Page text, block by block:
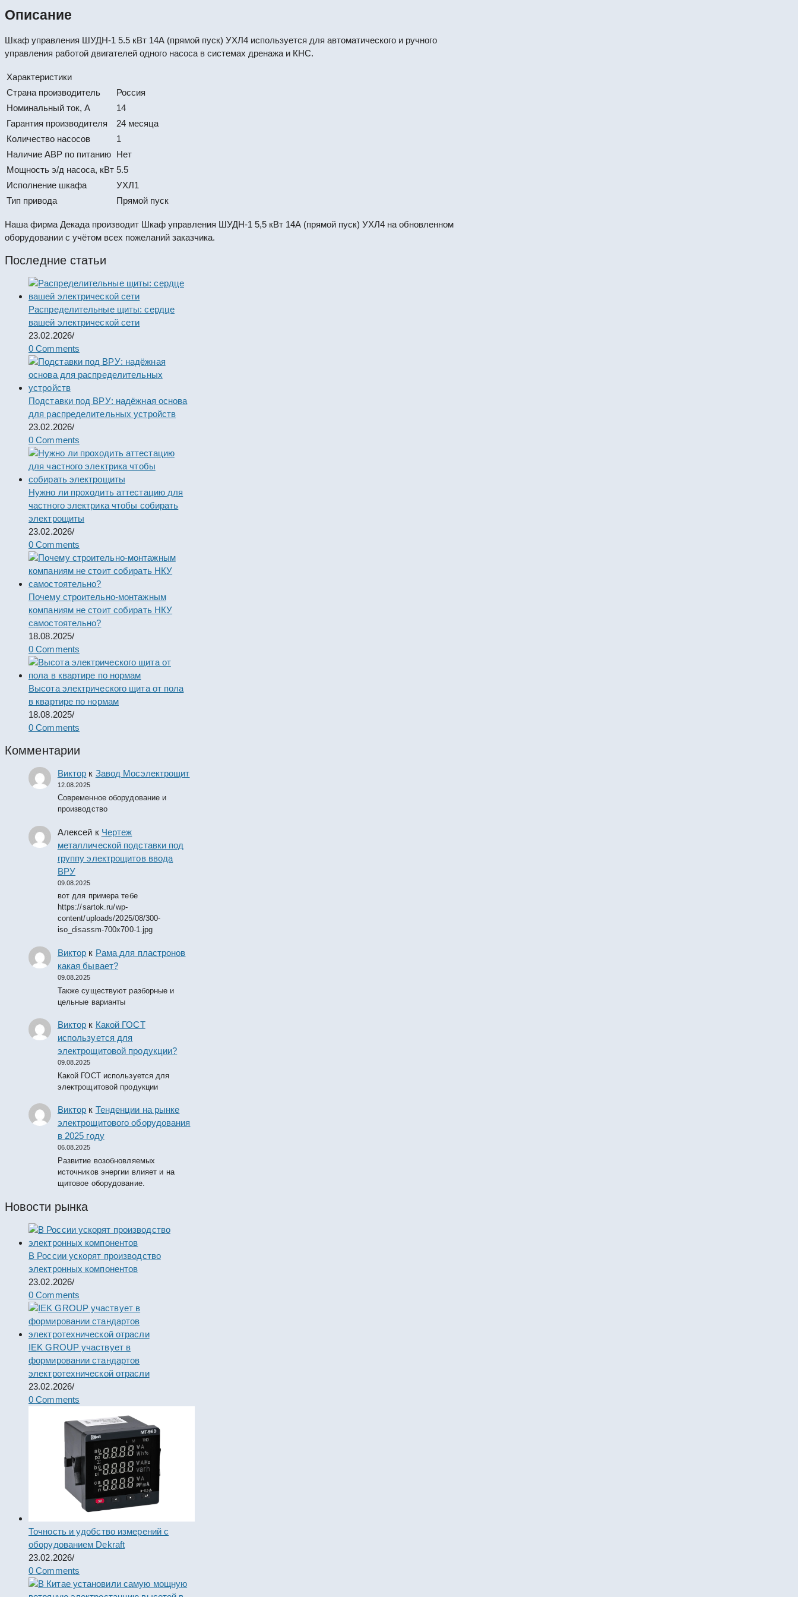
Описание
Шкаф управления ШУДН-1 5.5 кВт 14А (прямой пуск) УХЛ4 используется для автоматического и ручного
управления работой двигателей одного насоса в системах дренажа и КНС.
Характеристики
Страна производитель
Россия
Номинальный ток, А
14
Гарантия производителя
24 месяца
Количество насосов
1
Наличие АВР по питанию Нет
Мощность э/д насоса, кВт 5.5
Исполнение шкафа
УХЛ1
Тип привода
Прямой пуск
Наша фирма Декада производит Шкаф управления ШУДН-1 5,5 кВт 14А (прямой пуск) УХЛ4 на обновленном
оборудовании с учётом всех пожеланий заказчика.
Последние статьи
Распределительные щиты: сердце
вашей электрической сети
23.02.2026/
0 Comments
Подставки под ВРУ: надёжная основа
для распределительных устройств
23.02.2026/
0 Comments
Нужно ли проходить аттестацию для
частного электрика чтобы собирать
электрощиты
23.02.2026/
0 Comments
Почему строительно-монтажным
компаниям не стоит собирать НКУ
самостоятельно?
18.08.2025/
0 Comments
Высота электрического щита от пола
в квартире по нормам
18.08.2025/
0 Comments
Комментарии
Виктор к Завод Мосэлектрощит
12.08.2025
Современное оборудование и
производство
Алексей к Чертеж
металлической подставки под
группу электрощитов ввода
ВРУ
09.08.2025
вот для примера тебе
https://sartok.ru/wp-
content/uploads/2025/08/300-
iso_disassm-700x700-1.jpg
Виктор к Рама для пластронов
какая бывает?
09.08.2025
Также существуют разборные и
цельные варианты
Виктор к Какой ГОСТ
используется для
электрощитовой продукции?
09.08.2025
Какой ГОСТ используется для
электрощитовой продукции
Виктор к Тенденции на рынке
электрощитового оборудования
в 2025 году
06.08.2025
Развитие возобновляемых
источников энергии влияет и на
щитовое оборудование.
Новости рынка
В России ускорят производство
электронных компонентов
23.02.2026/
0 Comments
IEK GROUP участвует в
формировании стандартов
электротехнической отрасли
23.02.2026/
0 Comments
Точность и удобство измерений с
оборудованием Dekraft
23.02.2026/
0 Comments